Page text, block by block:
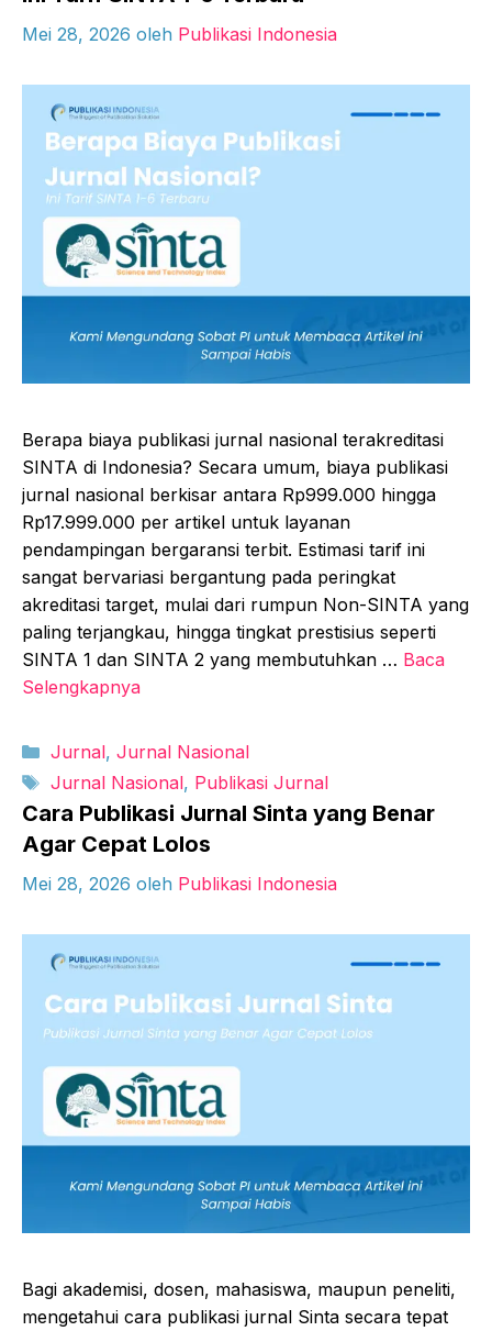
Mei 28, 2026 oleh Publikasi Indonesia
Berapa biaya publikasi jurnal nasional terakreditasi
SINTA di Indonesia? Secara umum, biaya publikasi
jurnal nasional berkisar antara Rp999.000 hingga
Rp17.999.000 per artikel untuk layanan
pendampingan bergaransi terbit. Estimasi tarif ini
sangat bervariasi bergantung pada peringkat
akreditasi target, mulai dari rumpun Non-SINTA yang
paling terjangkau, hingga tingkat prestisius seperti
SINTA 1 dan SINTA 2 yang membutuhkan … Baca
Selengkapnya
Kategori
Jurnal, Jurnal Nasional
Tag
Jurnal Nasional, Publikasi Jurnal
Cara Publikasi Jurnal Sinta yang Benar
Agar Cepat Lolos
Mei 28, 2026 oleh Publikasi Indonesia
Bagi akademisi, dosen, mahasiswa, maupun peneliti,
mengetahui cara publikasi jurnal Sinta secara tepat